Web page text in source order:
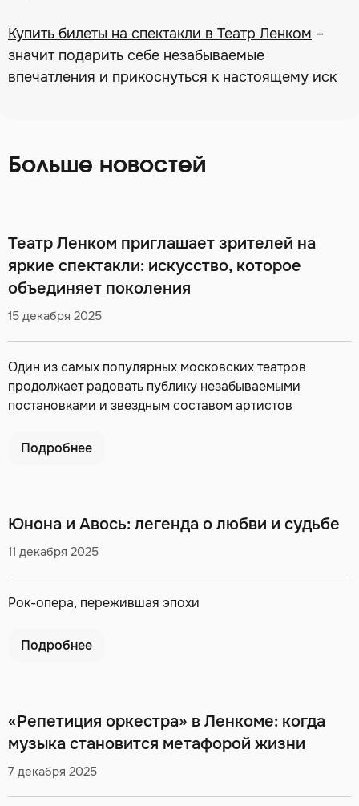
Купить билеты на спектакли в Театр Ленком –
значит подарить себе незабываемые
впечатления и прикоснуться к настоящему иск
Больше новостей
Театр Ленком приглашает зрителей на
яркие спектакли: искусство, которое
объединяет поколения
15 декабря 2025
Один из самых популярных московских театров
продолжает радовать публику незабываемыми
постановками и звездным составом артистов
Подробнее
Юнона и Авось: легенда о любви и судьбе
11 декабря 2025
Рок-опера, пережившая эпохи
Подробнее
«Репетиция оркестра» в Ленкоме: когда
музыка становится метафорой жизни
7 декабря 2025